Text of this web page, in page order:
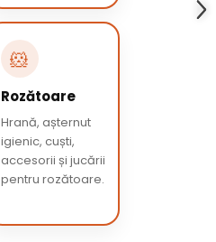
🐹
Rozătoare
Hrană, așternut
igienic, cuști,
accesorii și jucării
pentru rozătoare.